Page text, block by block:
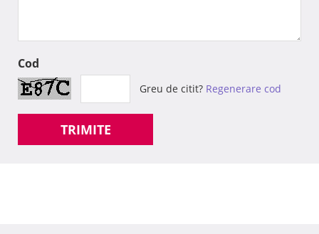
Cod
Greu de citit? Regenerare cod
TRIMITE